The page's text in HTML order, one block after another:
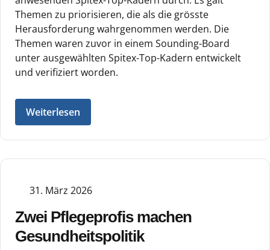
Themen zu priorisieren, die als die grösste
Herausforderung wahrgenommen werden. Die
Themen waren zuvor in einem Sounding-Board
unter ausgewählten Spitex-Top-Kadern entwickelt
und verifiziert worden.
Weiterlesen
31. März 2026
Zwei Pflegeprofis machen
Gesundheitspolitik